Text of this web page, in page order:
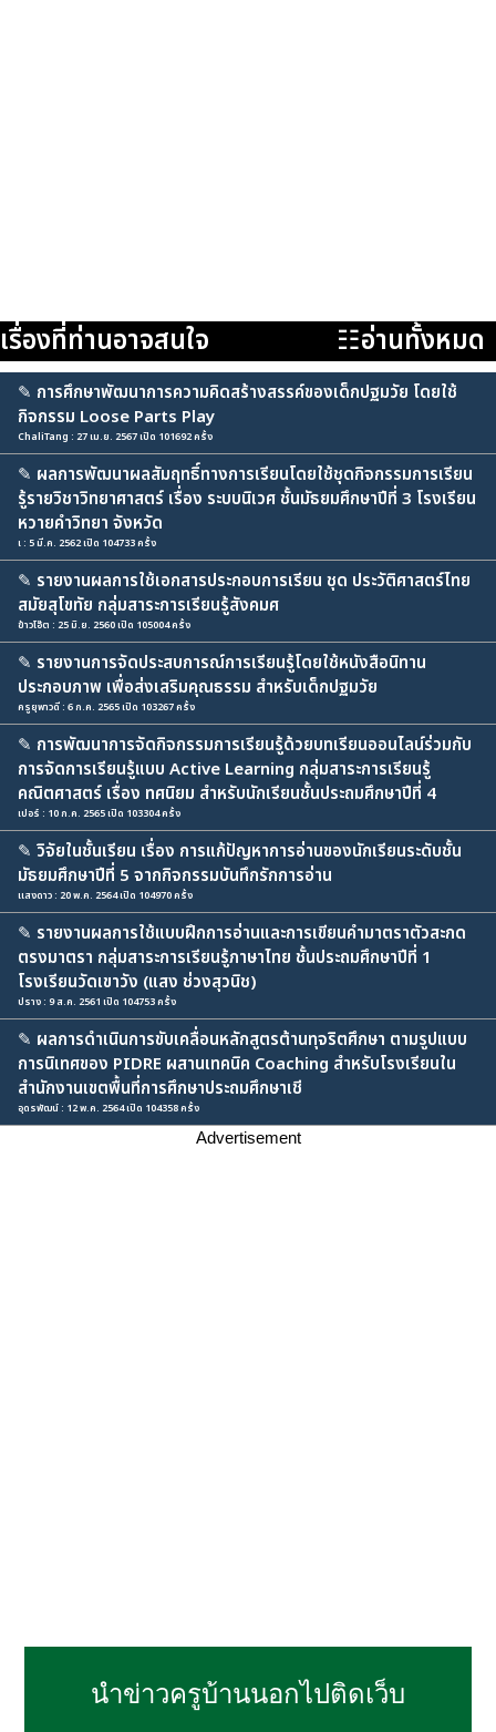
เรื่องที่ท่านอาจสนใจ ☷อ่านทั้งหมด
✎ การศึกษาพัฒนาการความคิดสร้างสรรค์ของเด็กปฐมวัย โดยใช้
กิจกรรม Loose Parts Play
ChaliTang : 27 เม.ย. 2567 เปิด 101692 ครั้ง
✎ ผลการพัฒนาผลสัมฤทธิ์ทางการเรียนโดยใช้ชุดกิจกรรมการเรียน
รู้รายวิชาวิทยาศาสตร์ เรื่อง ระบบนิเวศ ชั้นมัธยมศึกษาปีที่ 3 โรงเรียน
หวายคำวิทยา จังหวัด
เ : 5 มี.ค. 2562 เปิด 104733 ครั้ง
✎ รายงานผลการใช้เอกสารประกอบการเรียน ชุด ประวัติศาสตร์ไทย
สมัยสุโขทัย กลุ่มสาระการเรียนรู้สังคมศ
ข้าวโอ๊ต : 25 มิ.ย. 2560 เปิด 105004 ครั้ง
✎ รายงานการจัดประสบการณ์การเรียนรู้โดยใช้หนังสือนิทาน
ประกอบภาพ เพื่อส่งเสริมคุณธรรม สำหรับเด็กปฐมวัย
ครูยุพาวดี : 6 ก.ค. 2565 เปิด 103267 ครั้ง
✎ การพัฒนาการจัดกิจกรรมการเรียนรู้ด้วยบทเรียนออนไลน์ร่วมกับ
การจัดการเรียนรู้แบบ Active Learning กลุ่มสาระการเรียนรู้
คณิตศาสตร์ เรื่อง ทศนิยม สำหรับนักเรียนชั้นประถมศึกษาปีที่ 4
เปอร์ : 10 ก.ค. 2565 เปิด 103304 ครั้ง
✎ วิจัยในชั้นเรียน เรื่อง การแก้ปัญหาการอ่านของนักเรียนระดับชั้น
มัธยมศึกษาปีที่ 5 จากกิจกรรมบันทึกรักการอ่าน
เเสงดาว : 20 พ.ค. 2564 เปิด 104970 ครั้ง
✎ รายงานผลการใช้แบบฝึกการอ่านและการเขียนคำมาตราตัวสะกด
ตรงมาตรา กลุ่มสาระการเรียนรู้ภาษาไทย ชั้นประถมศึกษาปีที่ 1
โรงเรียนวัดเขาวัง (แสง ช่วงสุวนิช)
ปราง : 9 ส.ค. 2561 เปิด 104753 ครั้ง
✎ ผลการดำเนินการขับเคลื่อนหลักสูตรต้านทุจริตศึกษา ตามรูปแบบ
การนิเทศของ PIDRE ผสานเทคนิค Coaching สำหรับโรงเรียนใน
สำนักงานเขตพื้นที่การศึกษาประถมศึกษาเชี
อุดรพัฒน์ : 12 พ.ค. 2564 เปิด 104358 ครั้ง
Advertisement
นำข่าวครูบ้านนอกไปติดเว็บ